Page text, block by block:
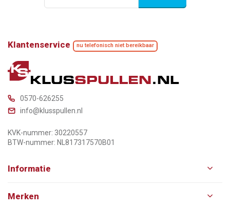
Klantenservice nu telefonisch niet bereikbaar
0570-626255
info@klusspullen.nl
KVK-nummer: 30220557
BTW-nummer: NL817317570B01
Informatie
Merken